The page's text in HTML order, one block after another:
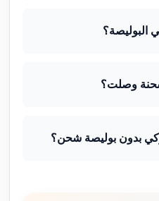
البوليصة؟
وصلت؟
بدون بوليصة شحن؟